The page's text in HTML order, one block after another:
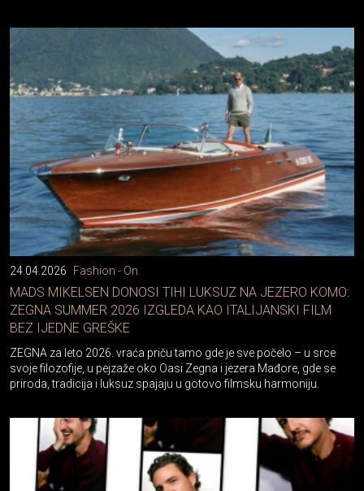
24.04.2026 Fashion - On
MADS MIKELSEN DONOSI TIHI LUKSUZ NA JEZERO KOMO:
ZEGNA SUMMER 2026 IZGLEDA KAO ITALIJANSKI FILM
BEZ IJEDNE GREŠKE
ZEGNA za leto 2026. vraća priču tamo gde je sve počelo – u srce
svoje filozofije, u pejzaže oko Oasi Zegna i jezera Mađore, gde se
priroda, tradicija i luksuz spajaju u gotovo filmsku harmoniju.